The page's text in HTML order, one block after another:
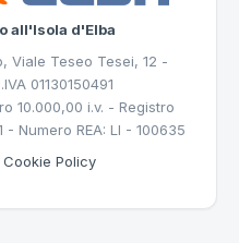
all'Isola d'Elba
Viale Teseo Tesei, 12 -
01130150491
10.000,00 i.v. - Registro
- Numero REA: LI - 100635
Cookie Policy